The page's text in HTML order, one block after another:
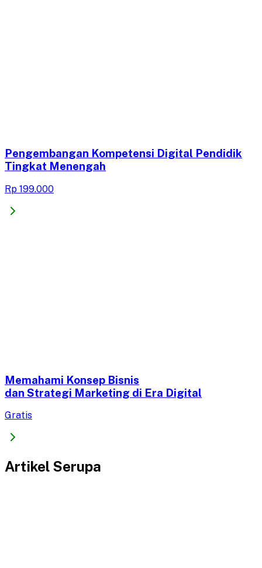
Pengembangan Kompetensi Digital Pendidik
Tingkat Menengah
Rp 199.000
Memahami Konsep Bisnis
dan Strategi Marketing di Era Digital​
Gratis
Artikel Serupa